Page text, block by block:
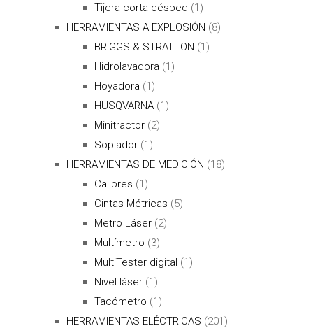
Tijera corta césped (1)
HERRAMIENTAS A EXPLOSIÓN (8)
BRIGGS & STRATTON (1)
Hidrolavadora (1)
Hoyadora (1)
HUSQVARNA (1)
Minitractor (2)
Soplador (1)
HERRAMIENTAS DE MEDICIÓN (18)
Calibres (1)
Cintas Métricas (5)
Metro Láser (2)
Multímetro (3)
MultiTester digital (1)
Nivel láser (1)
Tacómetro (1)
HERRAMIENTAS ELÉCTRICAS (201)